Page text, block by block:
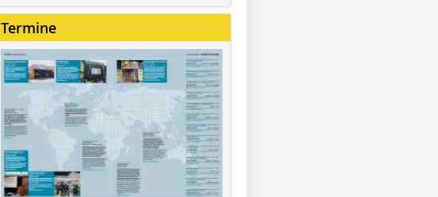
Termine